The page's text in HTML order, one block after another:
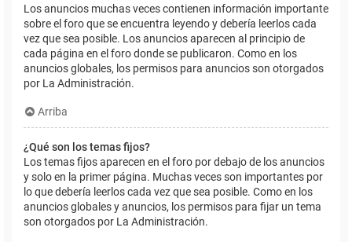
Los anuncios muchas veces contienen información importante
sobre el foro que se encuentra leyendo y debería leerlos cada
vez que sea posible. Los anuncios aparecen al principio de
cada página en el foro donde se publicaron. Como en los
anuncios globales, los permisos para anuncios son otorgados
por La Administración.
Arriba
¿Qué son los temas fijos?
Los temas fijos aparecen en el foro por debajo de los anuncios
y solo en la primer página. Muchas veces son importantes por
lo que debería leerlos cada vez que sea posible. Como en los
anuncios globales y anuncios, los permisos para fijar un tema
son otorgados por La Administración.